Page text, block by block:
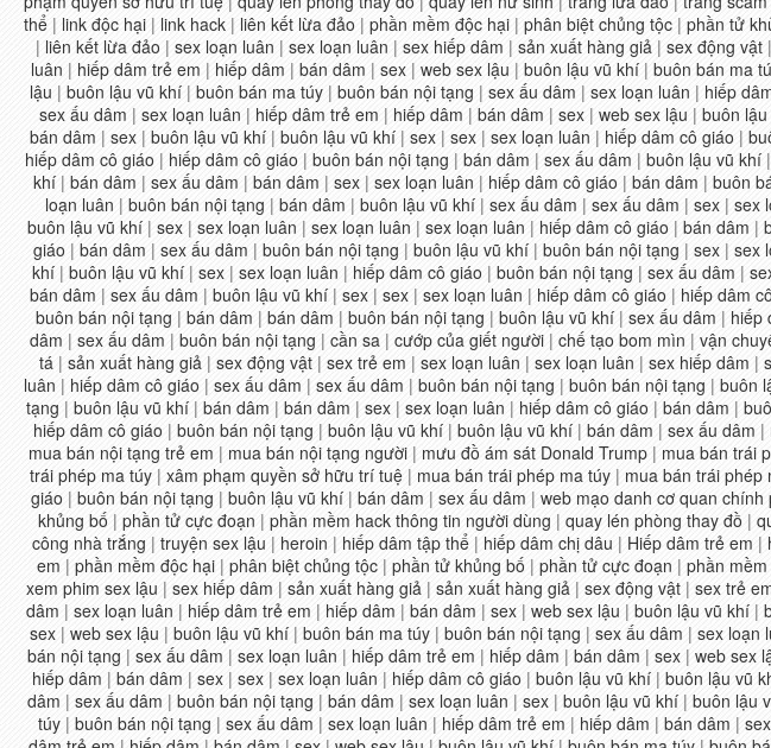
thể | link độc hại | link hack | liên kết lừa đảo | phần mềm độc hại | phân biệt chủng tộc | phần tử
| liên kết lừa đảo | sex loạn luân | sex loạn luân | sex hiếp dâm | sản xuất hàng giả | sex động vật |
luân | hiếp dâm trẻ em | hiếp dâm | bán dâm | sex| web sex lậu | buôn lậu vũ khí| buôn bán ma
lậu | buôn lậu vũ khí| buôn bán ma túy| buôn bán nội tạng | sex ấu dâm | sex loạn luân | hiếp
sex ấu dâm | sex loạn luân | hiếp dâm trẻ em | hiếp dâm | bán dâm | sex | web sex lậu | buôn
bán dâm | sex | buôn lậu vũ khí | buôn lậu vũ khí | sex | sex | sex loạn luân | hiếp dâm cô giáo |
hiếp dâm cô giáo | hiếp dâm cô giáo | buôn bán nội tạng | bán dâm | sex ấu dâm | buôn lậu vũ khí |
khí| bán dâm | sex ấu dâm | bán dâm | sex | sex loạn luân | hiếp dâm cô giáo | bán dâm | buôn
loạn luân | buôn bán nội tạng | bán dâm | buôn lậu vũ khí| sex ấu dâm | sex ấu dâm | sex| sex
buôn lậu vũ khí | sex | sex loạn luân | sex loạn luân | sex loạn luân | hiếp dâm cô giáo | bán dâm |
giáo| bán dâm | sex ấu dâm | buôn bán nội tạng | buôn lậu vũ khí| buôn bán nội tạng | sex| sex
khí| buôn lậu vũ khí| sex| sex loạn luân | hiếp dâm cô giáo | buôn bán nội tạng | sex ấu dâm |
bán dâm | sex ấu dâm | buôn lậu vũ khí| sex | sex | sex loạn luân | hiếp dâm cô giáo | hiếp dâm
buôn bán nội tạng | bán dâm | bán dâm | buôn bán nội tạng | buôn lậu vũ khí| sex ấu dâm | hiếp
dâm | sex ấu dâm | buôn bán nội tạng | cần sa | cướp của giết người | chế tạo bom mìn | vận
tá | sản xuất hàng giả | sex động vật | sex trẻ em | sex loạn luân | sex loạn luân | sex hiếp dâm |
luân | hiếp dâm cô giáo | sex ấu dâm | sex ấu dâm | buôn bán nội tạng | buôn bán nội tạng | buôn
tạng | buôn lậu vũ khí | bán dâm | bán dâm | sex | sex loạn luân | hiếp dâm cô giáo | bán dâm |
hiếp dâm cô giáo | buôn bán nội tạng | buôn lậu vũ khí | buôn lậu vũ khí | bán dâm | sex ấu dâm |
mua bán nội tạng trẻ em | mua bán nội tạng người| mưu đồ ám sát Donald Trump| mua bán trái
trái phép ma túy| xâm phạm quyền sở hữu trí tuệ| mua bán trái phép ma túy| mua bán trái phép
giáo| buôn bán nội tạng | buôn lậu vũ khí| bán dâm | sex ấu dâm | web mạo danh cơ quan chính
khủng bố | phần tử cực đoạn | phần mềm hack thông tin người dùng | quay lén phòng thay đồ |
công nhà trắng | truyện sex lậu | heroin | hiếp dâm tập thể | hiếp dâm chị dâu | Hiếp dâm trẻ em |
em | phần mềm độc hại| phân biệt chủng tộc| phần tử khủng bố | phần tử cực đoạn | phần
xem phim sex lậu | sex hiếp dâm | sản xuất hàng giả | sản xuất hàng giả | sex động vật| sex trẻ
dâm | sex loạn luân | hiếp dâm trẻ em | hiếp dâm | bán dâm | sex | web sex lậu | buôn lậu vũ khí |
sex | web sex lậu | buôn lậu vũ khí| buôn bán ma túy | buôn bán nội tạng | sex ấu dâm | sex loạn
bán nội tạng | sex ấu dâm | sex loạn luân | hiếp dâm trẻ em | hiếp dâm | bán dâm | sex | web sex
hiếp dâm | bán dâm | sex| sex| sex loạn luân | hiếp dâm cô giáo| buôn lậu vũ khí| buôn lậu vũ
dâm | sex ấu dâm | buôn bán nội tạng | bán dâm | sex loạn luân | sex | buôn lậu vũ khí| buôn lậu
túy | buôn bán nội tạng | sex ấu dâm | sex loạn luân | hiếp dâm trẻ em | hiếp dâm | bán dâm | sex